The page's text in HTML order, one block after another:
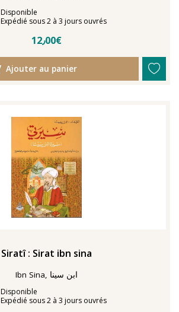
Disponibilité
Disponible
Délais de livraison
Expédié sous 2 à 3 jours ouvrés
12٫00€
Ajouter au panier
Siratî : Sirat ibn sina
Ibn Sina, ابن سينا
Disponibilité
Disponible
Délais de livraison
Expédié sous 2 à 3 jours ouvrés